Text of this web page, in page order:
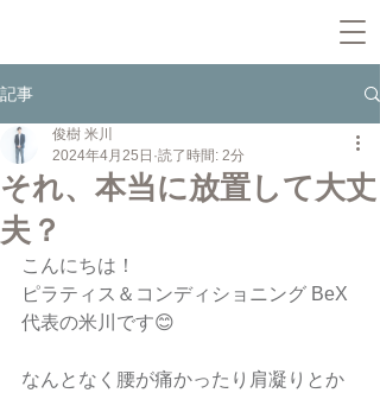
記事
それ、本当に放置して大丈
夫？
俊樹 米川
2024年4月25日 読了時間: 2分
こんにちは！
ピラティス＆コンディショニング BeX
代表の米川です😊
なんとなく腰が痛かったり肩凝りとか